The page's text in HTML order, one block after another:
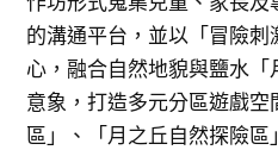
的溝通平台，並以「冒險
心，融合自然地貌與鹽水
意象，打造多元分區遊戲
區」、「月之丘自然探險